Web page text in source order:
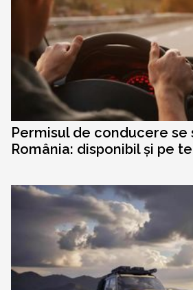
Permisul de conducere se
România: disponibil și pe